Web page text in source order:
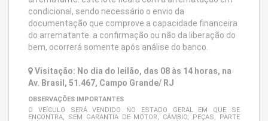
condicional, sendo necessário o envio da
documentação que comprove a capacidade financeira
do arrematante. a confirmação ou não da liberação do
bem, ocorrerá somente após análise do banco.
Visitação: No dia do leilão, das 08 às 14 horas, na
Av. Brasil, 51.467, Campo Grande/ RJ
OBSERVAÇÕES IMPORTANTES
O VEÍCULO SERÁ VENDIDO NO ESTADO GERAL EM QUE SE
ENCONTRA, SEM GARANTIA DE MOTOR, CÂMBIO, PEÇAS, PARTE